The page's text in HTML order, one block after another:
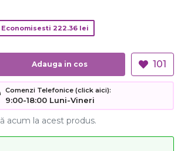
Economisesti 222.36 lei
Adauga in cos 101
Comenzi Telefonice (click aici):
9:00-18:00 Luni-Vineri
acum la acest produs.